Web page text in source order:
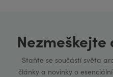
Staňte se součástí světa
články a novinky o